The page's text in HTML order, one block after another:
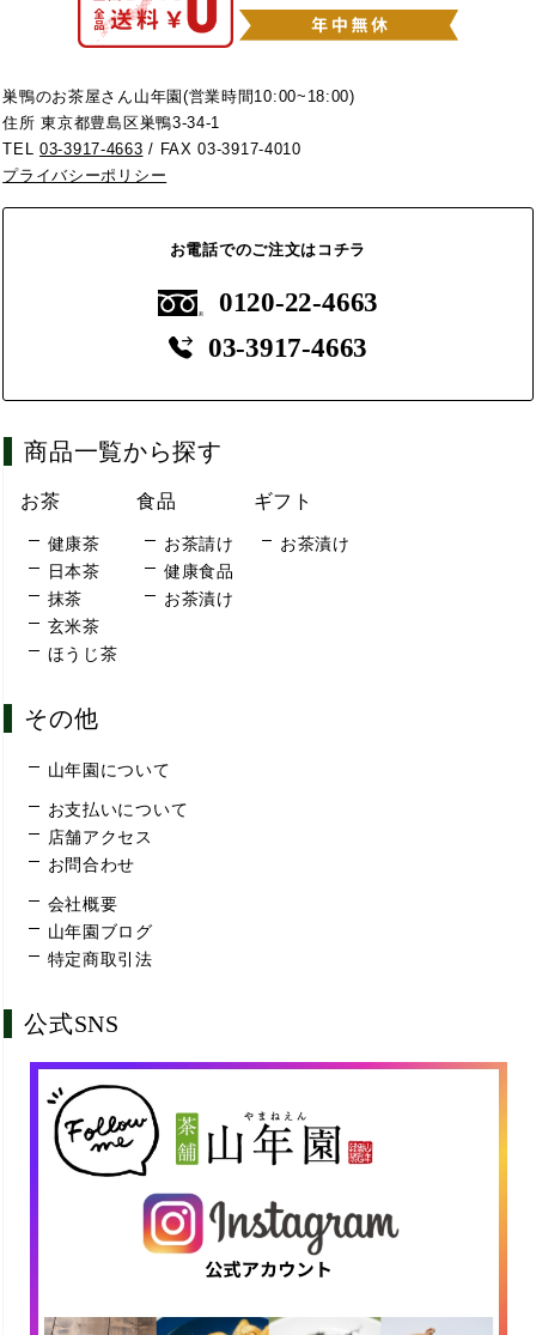
巣鴨のお茶屋さん山年園(営業時間10:00~18:00)
住所 東京都豊島区巣鴨3-34-1
TEL03-3917-4663 / FAX 03-3917-4010
プライバシーポリシー
お電話でのご注文はコチラ
0120-22-4663
03-3917-4663
商品一覧から探す
お茶
健康茶
日本茶
抹茶
玄米茶
ほうじ茶
食品
お茶請け
健康食品
お茶漬け
ギフト
お茶漬け
その他
山年園について
お支払いについて
店舗アクセス
お問合わせ
会社概要
山年園ブログ
特定商取引法
公式SNS